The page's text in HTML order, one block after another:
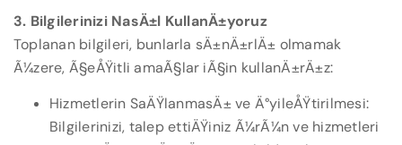
3. Bilgilerinizi NasÄ±l KullanÄ±yoruz
Toplanan bilgileri, bunlarla sÄ±nÄ±rlÄ± olmamak
Ã¼zere, Ã§eÅŸitli amaÃ§lar iÃ§in kullanÄ±rÄ±z:
Hizmetlerin SaÄŸlanmasÄ± ve Ä°yileÅŸtirilmesi:
Bilgilerinizi, talep ettiÄŸiniz Ã¼rÃ¼n ve hizmetleri